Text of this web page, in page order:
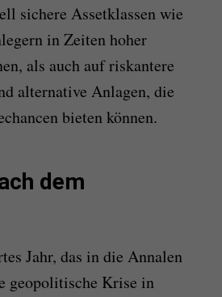
sichere Assetklassen wie
in Zeiten hoher
als auch auf riskantere
alternative Anlagen, die
bieten können.
dem
Jahr, das in die Annalen
geopolitische Krise in